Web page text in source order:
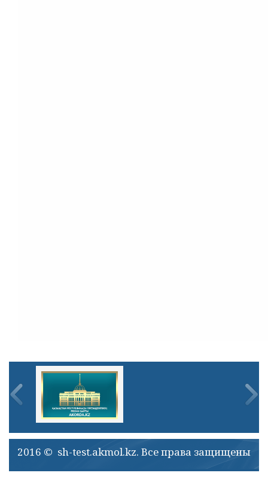
2016 © sh-test.akmol.kz. Все права защищены